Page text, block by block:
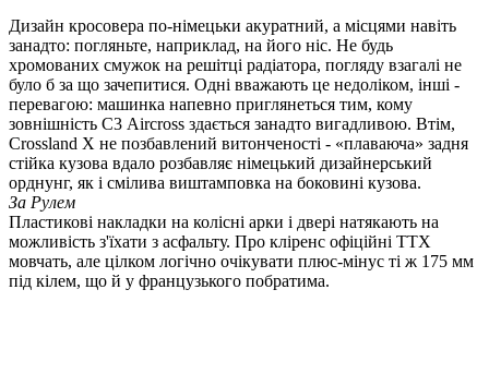
Дизайн кросовера по-німецьки акуратний, а місцями навіть
занадто: погляньте, наприклад, на його ніс. Не будь
хромованих смужок на решітці радіатора, погляду взагалі не
було б за що зачепитися. Одні вважають це недоліком, інші -
перевагою: машинка напевно приглянеться тим, кому
зовнішність С3 Aircross здається занадто вигадливою. Втім,
Crossland X не позбавлений витонченості - «плаваюча» задня
стійка кузова вдало розбавляє німецький дизайнерський
орднунг, як і смілива виштамповка на боковині кузова.
За Рулем
Пластикові накладки на колісні арки і двері натякають на
можливість з'їхати з асфальту. Про кліренс офіційні TTX
мовчать, але цілком логічно очікувати плюс-мінус ті ж 175 мм
під кілем, що й у французького побратима.